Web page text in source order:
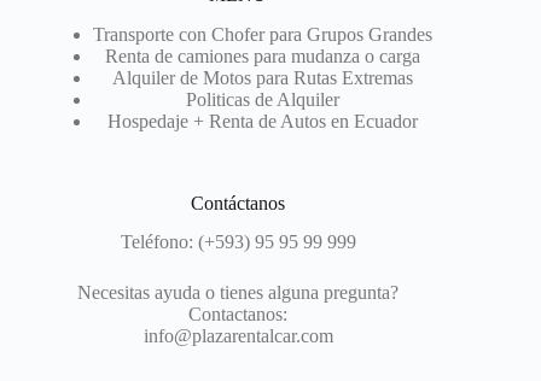
Transporte con Chofer para Grupos Grandes
Renta de camiones para mudanza o carga
Alquiler de Motos para Rutas Extremas
Politicas de Alquiler
Hospedaje + Renta de Autos en Ecuador
Contáctanos
Teléfono: (+593) 95 95 99 999
Necesitas ayuda o tienes alguna pregunta?
Contactanos:
info@plazarentalcar.com